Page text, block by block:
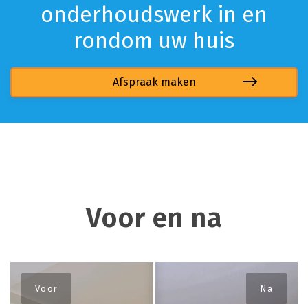
onderhoudswerk in en
rondom uw huis
Afspraak maken
Voor en na
Voor Na